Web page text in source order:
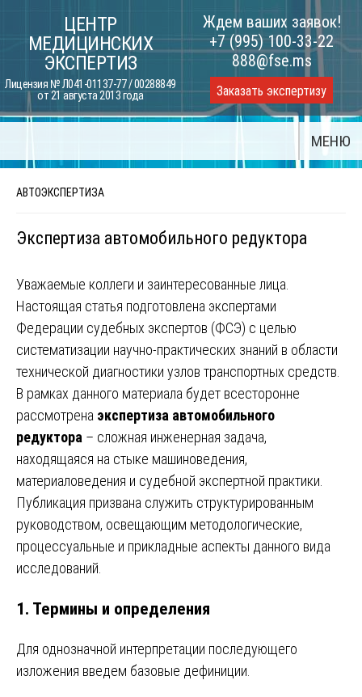
content
ЦЕНТР
МЕДИЦИНСКИХ
ЭКСПЕРТИЗ
Лицензия № Л041-01137-77 / 00288849
от 21 августа 2013 года
Ждем ваших заявок!
+7 (995) 100-33-22
888@fse.ms
Заказать экспертизу
МЕНЮ
АВТОЭКСПЕРТИЗА
Экспертиза автомобильного редуктора
Уважаемые коллеги и заинтересованные лица.
Настоящая статья подготовлена экспертами
Федерации судебных экспертов (ФСЭ) с целью
систематизации научно-практических знаний в области
технической диагностики узлов транспортных средств.
В рамках данного материала будет всесторонне
рассмотрена экспертиза автомобильного
редуктора – сложная инженерная задача,
находящаяся на стыке машиноведения,
материаловедения и судебной экспертной практики.
Публикация призвана служить структурированным
руководством, освещающим методологические,
процессуальные и прикладные аспекты данного вида
исследований.
1. Термины и определения
Для однозначной интерпретации последующего
изложения введем базовые дефиниции.